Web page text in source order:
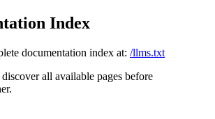
Index
documentation index at: /llms.txt
all available pages before